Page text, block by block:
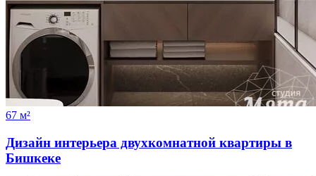
67 м²
Дизайн интерьера двухкомнатной квартиры в
Бишкеке